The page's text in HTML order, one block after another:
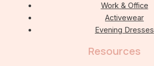
Work & Office
Activewear
Evening Dresses
Resources